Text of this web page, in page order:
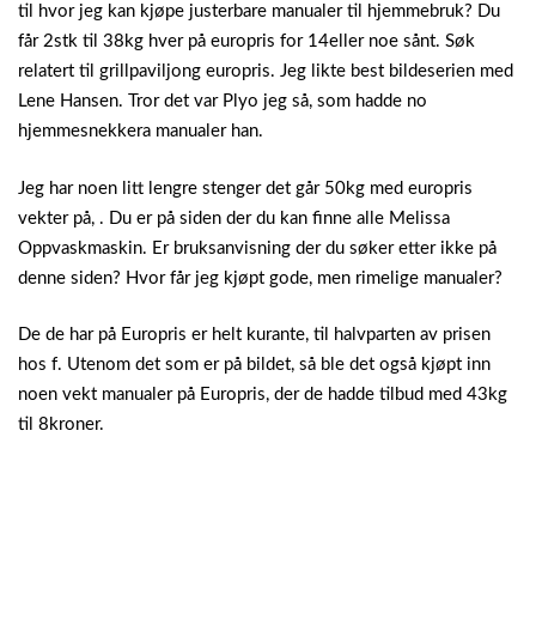
til hvor jeg kan kjøpe justerbare manualer til hjemmebruk? Du
får 2stk til 38kg hver på europris for 14eller noe sånt. Søk
relatert til grillpaviljong europris. Jeg likte best bildeserien med
Lene Hansen. Tror det var Plyo jeg så, som hadde no
hjemmesnekkera manualer han.
Jeg har noen litt lengre stenger det går 50kg med europris
vekter på, . Du er på siden der du kan finne alle Melissa
Oppvaskmaskin. Er bruksanvisning der du søker etter ikke på
denne siden? Hvor får jeg kjøpt gode, men rimelige manualer?
De de har på Europris er helt kurante, til halvparten av prisen
hos f. Utenom det som er på bildet, så ble det også kjøpt inn
noen vekt manualer på Europris, der de hadde tilbud med 43kg
til 8kroner.